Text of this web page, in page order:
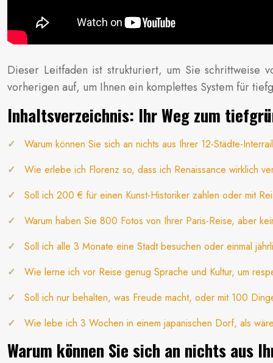
Dieser Leitfaden ist strukturiert, um Sie schrittweise
vorherigen auf, um Ihnen ein komplettes System für
Inhaltsverzeichnis: Ihr Weg zum
Warum können Sie sich an nichts aus Ihrer 12-Städte-
Wie erlebe ich Florenz so, dass ich Renaissance wirklich
Soll ich 200 € für einen Kunst-Historiker zahlen oder mit
Warum haben Sie 800 Fotos von Ihrer Paris-Reise, aber
Soll ich alle 3 Monate eine Stadt besuchen oder einmal
Wie lerne ich vor Reise genug Sprache und Kultur, um
Soll ich nur behalten, was Freude macht, oder mit 100
Wie lebe ich 3 Wochen in einem japanischen Dorf, als
Warum können Sie sich an nichts aus